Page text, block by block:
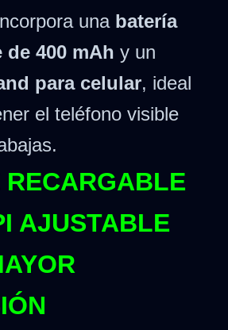
una batería
de 400 mAh y un
para celular, ideal
el teléfono visible
RECARGABLE
AJUSTABLE